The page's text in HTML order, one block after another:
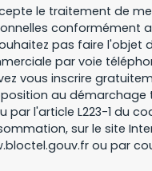
le traitement de
conformément
pas faire l'objet
par voie
vous inscrire
au démarchage
par l'article L223-1 du
sur le site
ou par